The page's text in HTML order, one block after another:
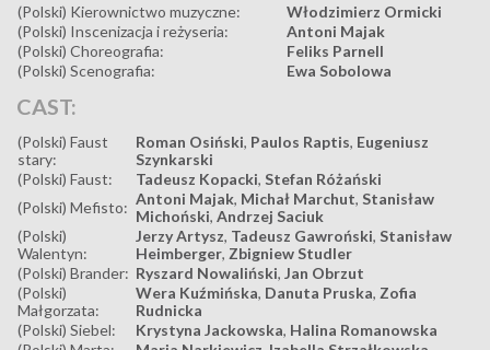
(Polski) Kierownictwo muzyczne:
Włodzimierz Ormicki
(Polski) Inscenizacja i reżyseria:
Antoni Majak
(Polski) Choreografia:
Feliks Parnell
(Polski) Scenografia:
Ewa Sobolowa
CAST:
(Polski) Faust
stary:
Roman Osiński, Paulos Raptis, Eugeniusz
Szynkarski
(Polski) Faust:
Tadeusz Kopacki, Stefan Różański
(Polski) Mefisto: Antoni Majak, Michał Marchut, Stanisław
Michoński, Andrzej Saciuk
(Polski)
Walentyn:
Jerzy Artysz, Tadeusz Gawroński, Stanisław
Heimberger, Zbigniew Studler
(Polski) Brander: Ryszard Nowaliński, Jan Obrzut
(Polski)
Małgorzata:
Wera Kuźmińska, Danuta Pruska, Zofia
Rudnicka
(Polski) Siebel:
Krystyna Jackowska, Halina Romanowska